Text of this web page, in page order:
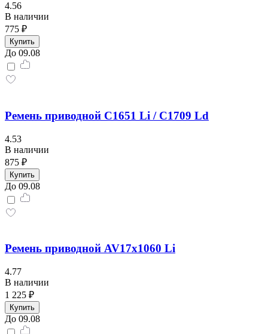
4.56
В наличии
775 ₽
Купить
До 09.08
Ремень приводной С1651 Li / C1709 Ld
4.53
В наличии
875 ₽
Купить
До 09.08
Ремень приводной AV17x1060 Li
4.77
В наличии
1 225 ₽
Купить
До 09.08